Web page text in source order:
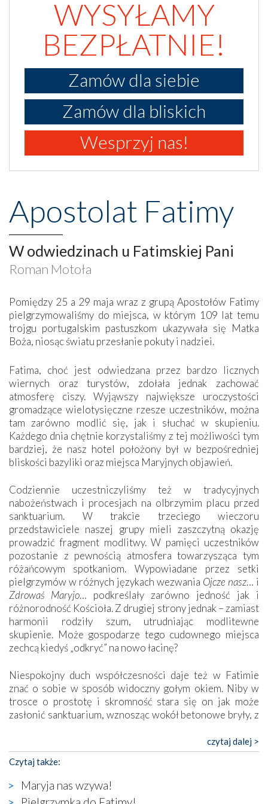
WYSYŁAMY
BEZPŁATNIE!
Zamów dla siebie
Zamów dla bliskich
Wesprzyj nas!
Apostolat Fatimy
W odwiedzinach u Fatimskiej Pani
Roman Motoła
Pomiędzy 25 a 29 maja wraz z grupą Apostołów Fatimy
pielgrzymowaliśmy do miejsca, w którym 109 lat temu
trojgu portugalskim pastuszkom ukazywała się Matka
Boża, niosąc światu przesłanie pokuty i nadziei.
Fatima, choć jest odwiedzana przez bardzo licznych
wiernych oraz turystów, zdołała jednak zachować
atmosferę ciszy. Wyjąwszy największe uroczystości
gromadzące wielotysięczne rzesze uczestników, można
tam zarówno modlić się, jak i słuchać w skupieniu.
Każdego dnia chętnie korzystaliśmy z tej możliwości tym
bardziej, że nasz hotel położony był w bezpośredniej
bliskości bazyliki oraz miejsca Maryjnych objawień.
Codziennie uczestniczyliśmy też w tradycyjnych
nabożeństwach i procesjach na olbrzymim placu przed
sanktuarium. W trakcie trzeciego wieczoru
przedstawiciele naszej grupy mieli zaszczytną okazję
prowadzić fragment modlitwy. W pamięci uczestników
pozostanie z pewnością atmosfera towarzysząca tym
różańcowym spotkaniom. Wypowiadane przez setki
pielgrzymów w różnych językach wezwania Ojcze nasz… i
Zdrowaś Maryjo… podkreślały zarówno jedność jak i
różnorodność Kościoła. Z drugiej strony jednak – zamiast
harmonii rodziły szum, utrudniając modlitewne
skupienie. Może gospodarze tego cudownego miejsca
zechcą kiedyś „odkryć” na nowo łacinę?
Niespokojny duch współczesności daje też w Fatimie
znać o sobie w sposób widoczny gołym okiem. Niby w
trosce o prostotę i skromność stara się on jak może
zasłonić sanktuarium, wznosząc wokół betonowe bryły, z
katolickiego kultu. Tylko co wspólnego z żywą,
autentyczną wiarą mogą mieć płaskie, szare bunkry albo
kaplice, w których Tabernakulum przypomina bardziej
skrzynkę na narzędzia? Albo co powiedzieć o ustawionym
tuż przy nowej bazylice wielkim krzyżu, na którym
czytaj dalej >
Czytaj także:
Maryja nas wzywa!